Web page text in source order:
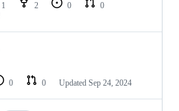
1 2 0
0
0 0 Updated Sep 24, 2024